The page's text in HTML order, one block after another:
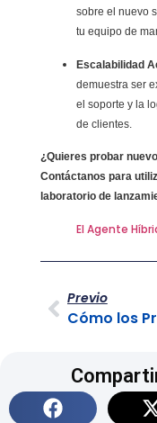
sobre el nuevo
tu equipo de
Escalabilidad
demuestra ser
el soporte y la
de clientes.
¿Quieres probar
Contáctanos para
laboratorio de
El Agente
Previo